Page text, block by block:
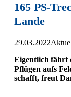
165 PS-
Lande
29.03.2022
Eigentlich fährt
Pflügen aufs
schafft, freut